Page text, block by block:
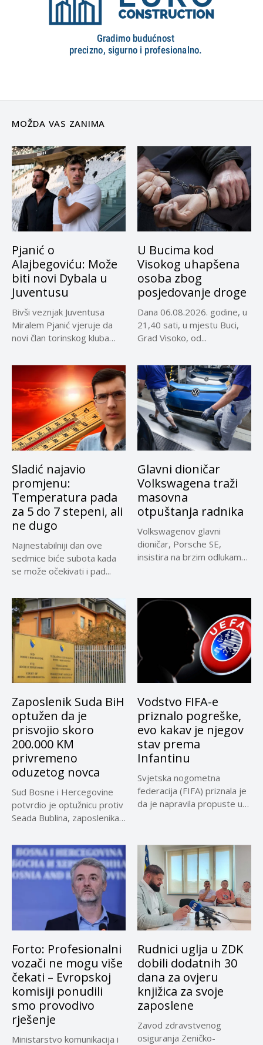
MOŽDA VAS ZANIMA
Pjanić o
Alajbegoviću: Može
biti novi Dybala u
Juventusu
Bivši veznjak Juventusa
Miralem Pjanić vjeruje da
novi član torinskog kluba
U Bucima kod
Visokog uhapšena
osoba zbog
posjedovanje droge
Dana 06.08.2026. godine, u
21,40 sati, u mjestu Buci,
Grad Visoko, od...
Sladić najavio
promjenu:
Temperatura pada
za 5 do 7 stepeni, ali
ne dugo
Najnestabilniji dan ove
sedmice biće subota kada
se može očekivati i pad...
Glavni dioničar
Volkswagena traži
masovna
otpuštanja radnika
Volkswagenov glavni
dioničar, Porsche SE,
insistira na brzim odlukama
Zaposlenik Suda BiH
optužen da je
prisvojio skoro
200.000 KM
privremeno
oduzetog novca
Sud Bosne i Hercegovine
potvrdio je optužnicu protiv
Seada Bublina, zaposlenika
Vodstvo FIFA-e
priznalo pogreške,
evo kakav je njegov
stav prema
Infantinu
Svjetska nogometna
federacija (FIFA) priznala je
da je napravila propuste u
Forto: Profesionalni
vozači ne mogu više
čekati – Evropskoj
komisiji ponudili
smo provodivo
rješenje
Ministarstvo komunikacija i
Rudnici uglja u ZDK
dobili dodatnih 30
dana za ovjeru
knjižica za svoje
zaposlene
Zavod zdravstvenog
osiguranja Zeničko-